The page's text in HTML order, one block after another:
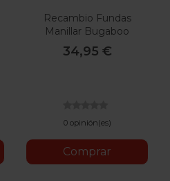
Recambio Fundas
Manillar Bugaboo
Butterfly
34,95 €
0 opinión(es)
Comprar